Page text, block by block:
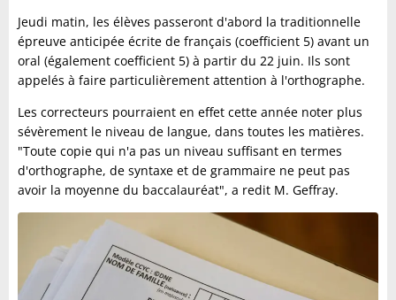
Jeudi matin, les élèves passeront d'abord la traditionnelle
épreuve anticipée écrite de français (coefficient 5) avant un
oral (également coefficient 5) à partir du 22 juin. Ils sont
appelés à faire particulièrement attention à l'orthographe.
Les correcteurs pourraient en effet cette année noter plus
sévèrement le niveau de langue, dans toutes les matières.
"Toute copie qui n'a pas un niveau suffisant en termes
d'orthographe, de syntaxe et de grammaire ne peut pas
avoir la moyenne du baccalauréat", a redit M. Geffray.